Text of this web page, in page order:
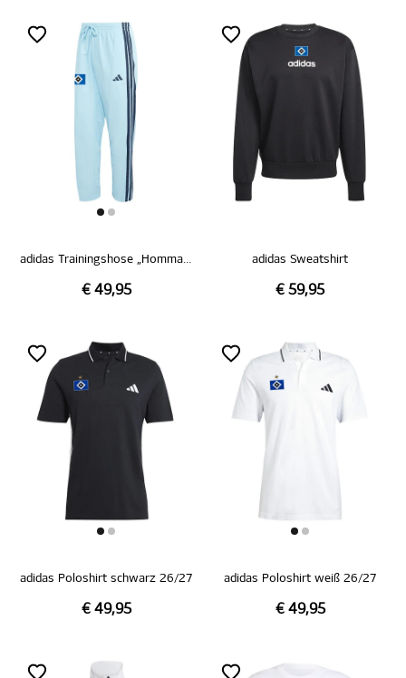
adidas Trainingshose „Hommage Pokalsieg 1976“
€ 49,95
adidas Sweatshirt
€ 59,95
adidas Poloshirt schwarz 26/27
€ 49,95
adidas Poloshirt weiß 26/27
€ 49,95